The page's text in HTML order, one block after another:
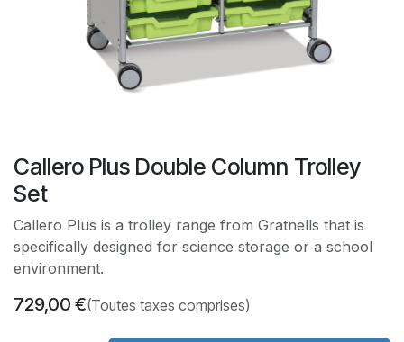
Callero Plus Double Column Trolley
Set
Callero Plus is a trolley range from Gratnells that is
specifically designed for science storage or a school
environment.
729,00 €(Toutes taxes comprises)